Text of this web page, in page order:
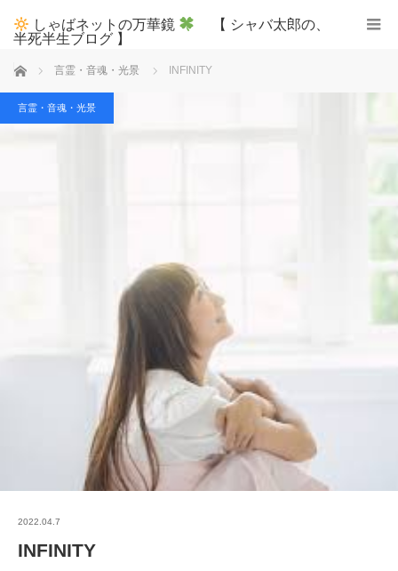
しゃばネットの万華鏡
【 シャバ太郎の、
半死半生ブログ 】
ホーム 言霊・音魂・光景 INFINITY
言霊・音魂・光景
2022.04.7
INFINITY